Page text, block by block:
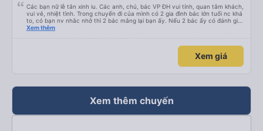
Các bạn nữ lễ tân xinh iu. Các anh, chú, bác VP ĐH vui tính, quan tâm khách,
vui vẻ, nhiệt tình. Trong chuyến đi của mình có 2 gia đình bác lớn tuổi nc khá
to, có bạn nv nhắc nhở thì 2 bác mắng lại bạn ấy. Nếu 2 bác ấy có đánh giá
xấu thì mình ngược lại nha. Bạn ấy nhắc nhở rất đúng. 2 bác nói rất to. To
bạn ấy nha. Nếu bạn ấy bị trừ thì bảo bạn ấy liên hệ sđt của mình, mình hỗ
trợ ạ. Số mình đuôi 666, chuyến ĐH-NT ngày 16/1. À các bạn nữ lễ tân xinh
iu còn đổi cho mình phòng đơn sang đôi xong còn note là (một mình) yêu
Xem thêm
Xem giá
Xem thêm chuyến